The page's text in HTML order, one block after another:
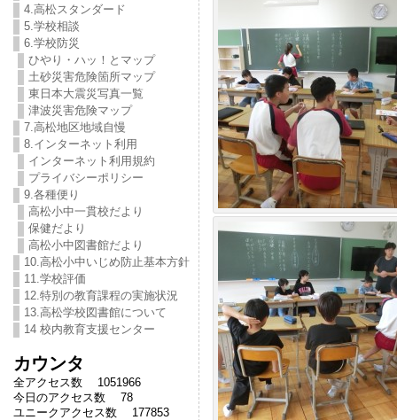
4.高松スタンダード
5.学校相談
6.学校防災
ひやり・ハッ！とマップ
土砂災害危険箇所マップ
東日本大震災写真一覧
津波災害危険マップ
7.高松地区地域自慢
8.インターネット利用
インターネット利用規約
プライバシーポリシー
9.各種便り
高松小中一貫校だより
保健だより
高松小中図書館だより
10.高松小中いじめ防止基本方針
11.学校評価
12.特別の教育課程の実施状況
13.高松学校図書館について
14 校内教育支援センター
カウンタ
全アクセス数 1051966
今日のアクセス数 78
ユニークアクセス数 177853